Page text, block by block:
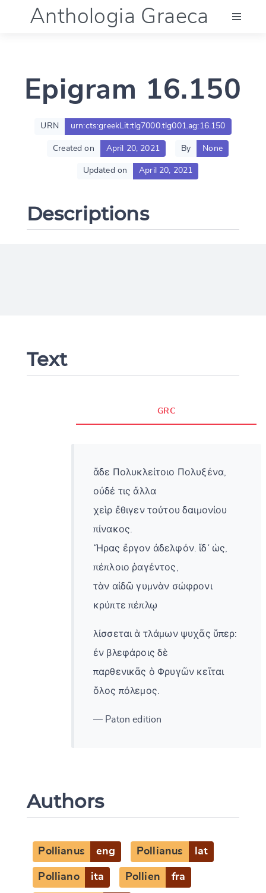
Anthologia Graeca
Language (en)
Documentation
Epigram 16.150
URN urn:cts:greekLit:tlg7000.tlg001.ag:16.150
Created on April 20, 2021 By None
Updated on April 20, 2021
Descriptions
Text
GRC
ἅδε Πολυκλείτοιο Πολυξένα,
οὐδέ τις ἄλλα
χεὶρ ἔθιγεν τούτου δαιμονίου
πίνακος.
Ἥρας ἔργον ἀδελφόν. ἴδ᾽ ὡς,
πέπλοιο ῥαγέντος,
τὰν αἰδῶ γυμνὰν σώφρονι
κρύπτε πέπλῳ
λίσσεται ἁ τλάμων ψυχᾶς ὕπερ:
ἐν βλεφάροις δὲ
παρθενικᾶς ὁ Φρυγῶν κεῖται
ὅλος πόλεμος.
— Paton edition
Authors
Pollianus eng Pollianus lat
Polliano ita Pollien fra